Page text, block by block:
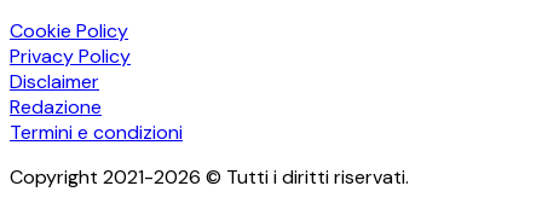
Cookie Policy
Privacy Policy
Disclaimer
Redazione
Termini e condizioni
Copyright 2021-2026 © Tutti i diritti riservati.